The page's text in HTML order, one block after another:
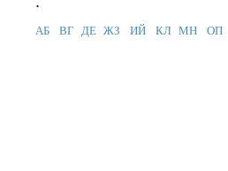
АБ ВГ ДЕ ЖЗ ИЙ КЛ МН ОП